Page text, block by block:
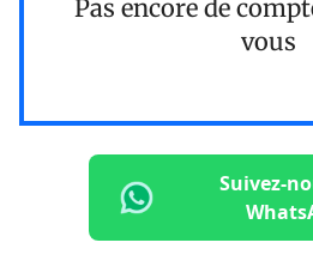
Pas encore de
vous
Suivez-